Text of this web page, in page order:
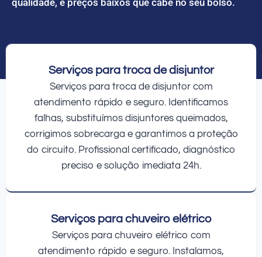
Serviços para troca de disjuntor
Serviços para troca de disjuntor com
atendimento rápido e seguro. Identificamos
falhas, substituímos disjuntores queimados,
corrigimos sobrecarga e garantimos a proteção
do circuito. Profissional certificado, diagnóstico
preciso e solução imediata 24h.
Serviços para chuveiro elétrico
Serviços para chuveiro elétrico com
atendimento rápido e seguro. Instalamos,